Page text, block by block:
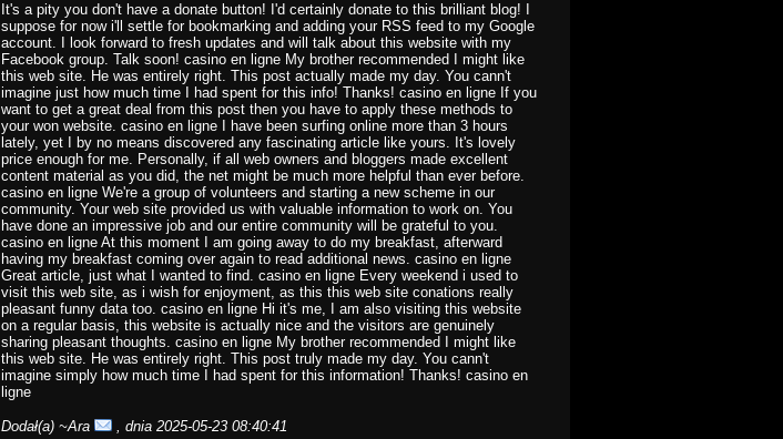
It's a pity you don't have a donate button! I'd certainly donate to this brilliant blog! I
suppose for now i'll settle for bookmarking and adding your RSS feed to my Google
account. I look forward to fresh updates and will talk about this website with my
Facebook group. Talk soon! casino en ligne My brother recommended I might like
this web site. He was entirely right. This post actually made my day. You cann't
imagine just how much time I had spent for this info! Thanks! casino en ligne If you
want to get a great deal from this post then you have to apply these methods to
your won website. casino en ligne I have been surfing online more than 3 hours
lately, yet I by no means discovered any fascinating article like yours. It's lovely
price enough for me. Personally, if all web owners and bloggers made excellent
content material as you did, the net might be much more helpful than ever before.
casino en ligne We're a group of volunteers and starting a new scheme in our
community. Your web site provided us with valuable information to work on. You
have done an impressive job and our entire community will be grateful to you.
casino en ligne At this moment I am going away to do my breakfast, afterward
having my breakfast coming over again to read additional news. casino en ligne
Great article, just what I wanted to find. casino en ligne Every weekend i used to
visit this web site, as i wish for enjoyment, as this this web site conations really
pleasant funny data too. casino en ligne Hi it's me, I am also visiting this website
on a regular basis, this website is actually nice and the visitors are genuinely
sharing pleasant thoughts. casino en ligne My brother recommended I might like
this web site. He was entirely right. This post truly made my day. You cann't
imagine simply how much time I had spent for this information! Thanks! casino en
ligne
Dodał(a) ~Ara
, dnia 2025-05-23 08:40:41